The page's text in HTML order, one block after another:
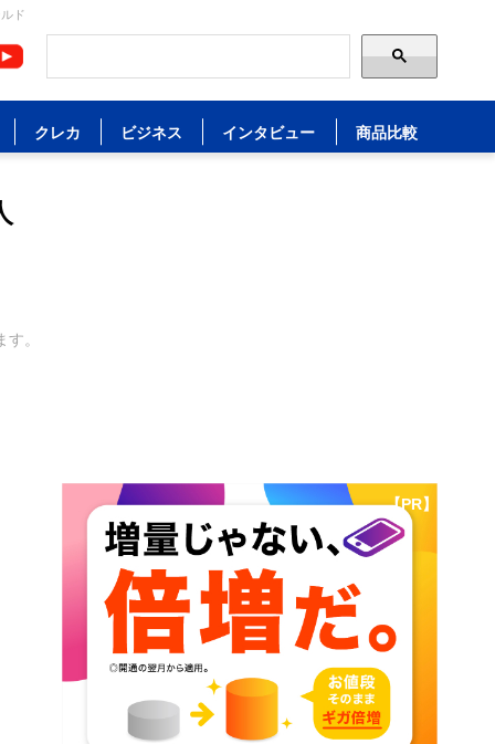
ド
クレカ ビジネス インタビュー 商品比較
す。
【PR】